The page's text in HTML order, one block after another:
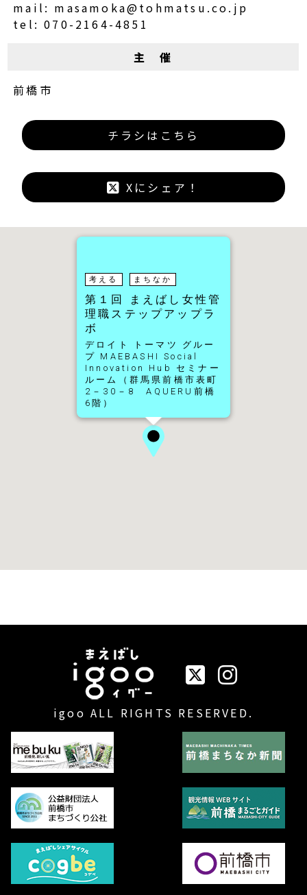
mail: masamoka@tohmatsu.co.jp
tel: 070-2164-4851
主 催
前橋市
チラシはこちら
Xにシェア！
考える まちなか
第１回 まえばし女性管
理職ステップアップラ
ボ
デロイト トーマツ グルー
プ MAEBASHI Social
Innovation Hub セミナー
ルーム（群馬県前橋市表町
2－30－8 AQUERU前橋
6階）
igoo ALL RIGHTS RESERVED.